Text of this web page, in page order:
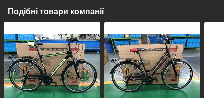
Подібні товари компанії